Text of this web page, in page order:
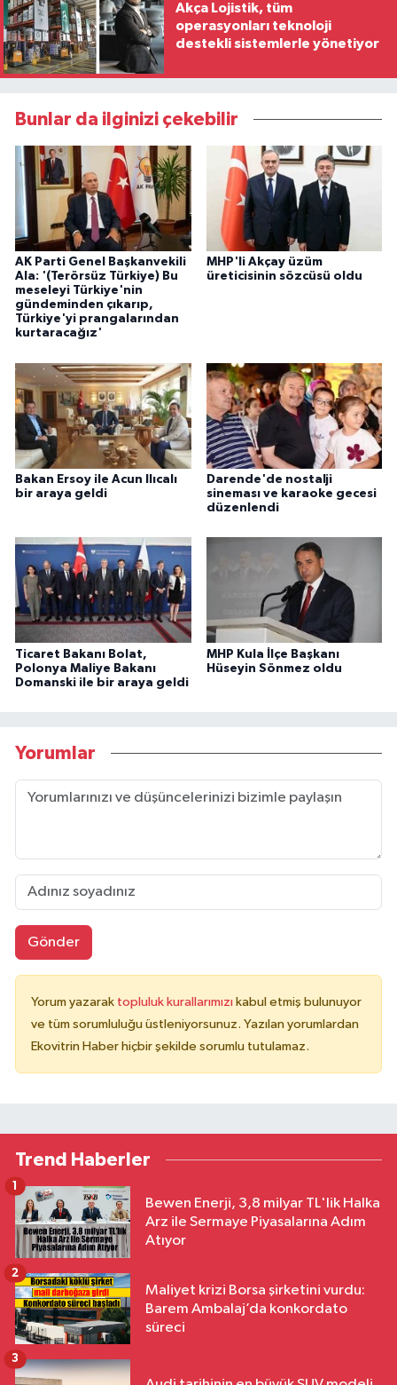
Akça Lojistik, tüm
operasyonları teknoloji
destekli sistemlerle yönetiyor
Bunlar da ilginizi çekebilir
AK Parti Genel Başkanvekili
Ala: '(Terörsüz Türkiye) Bu
meseleyi Türkiye'nin
gündeminden çıkarıp,
Türkiye'yi prangalarından
kurtaracağız'
MHP'li Akçay üzüm
üreticisinin sözcüsü oldu
Bakan Ersoy ile Acun Ilıcalı
bir araya geldi
Darende'de nostalji
sineması ve karaoke gecesi
düzenlendi
Ticaret Bakanı Bolat,
Polonya Maliye Bakanı
Domanski ile bir araya geldi
MHP Kula İlçe Başkanı
Hüseyin Sönmez oldu
Yorumlar
Gönder
Yorum yazarak topluluk kurallarımızı kabul etmiş bulunuyor
ve tüm sorumluluğu üstleniyorsunuz. Yazılan yorumlardan
Ekovitrin Haber hiçbir şekilde sorumlu tutulamaz.
Trend Haberler
Bewen Enerji, 3,8 milyar TL'lik Halka
Arz ile Sermaye Piyasalarına Adım
Atıyor
1
Maliyet krizi Borsa şirketini vurdu:
Barem Ambalaj’da konkordato
süreci
2
3